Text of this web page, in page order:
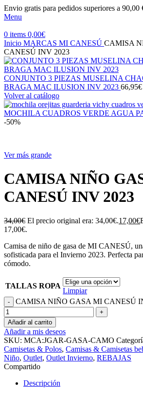
Envio gratis para pedidos superiores a 90,00
Menu
0 items 0,00€
Inicio MARCAS MI CANESÚ CAMISA
CANESÚ INV 2023
CONJUNTO 3 PIEZAS MUSELINA
BRAGA MAC ILUSION INV 2023 66,95€
Volver al catálogo
MOCHILA CUADROS VERDE AGUA
-50%
Ver más grande
CAMISA NIÑO
CANESÚ INV 2023
34,00€ El precio original era: 34,00€.17,00€
17,00€.
Camisa de niño de gasa de MI CANESÚ,
sofisticada para el Invierno 2023. Perfecta
cómodo.
TALLAS ROPA
Limpiar
CAMISA NIÑO GASA MI CANESÚ
Añadir al carrito
Añadir a mis deseos
SKU: MCA:JGAR-GASA-CAMO
Camisetas & Polos, Camisas & Camisetas
Niño, Outlet, Outlet Invierno, REBAJAS
Compartido
Descripción